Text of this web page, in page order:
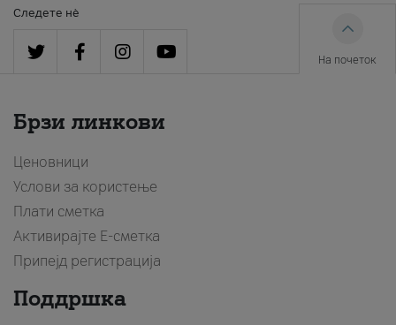
Следете нè
На почеток
Брзи линкови
Ценовници
Услови за користење
Плати сметка
Активирајте Е-сметка
Припејд регистрација
Поддршка